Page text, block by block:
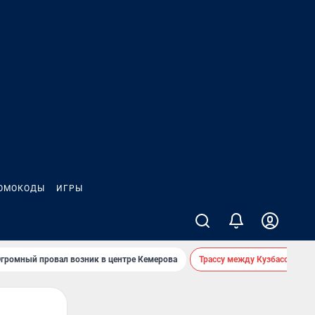
ИГРЫ
провал возник в центре Кемерова Трассу между Кузбассом и